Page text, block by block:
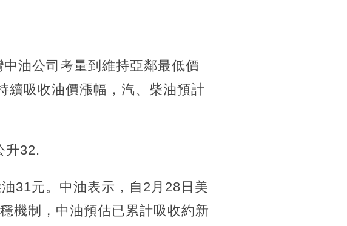
油公司考量到維持亞鄰最低價
續吸收油價漲幅，汽、柴油預計
升32.
31元。中油表示，自2月28日美
機制，中油預估已累計吸收約新